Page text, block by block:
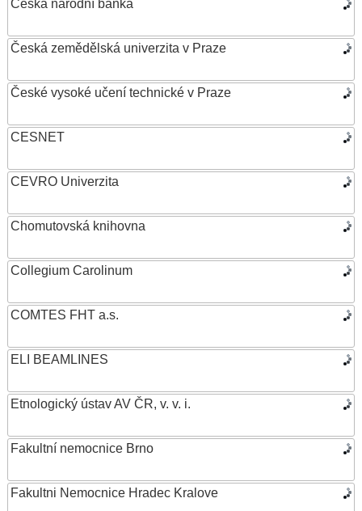
Česká národní banka
Česká zemědělská univerzita v Praze
České vysoké učení technické v Praze
CESNET
CEVRO Univerzita
Chomutovská knihovna
Collegium Carolinum
COMTES FHT a.s.
ELI BEAMLINES
Etnologický ústav AV ČR, v. v. i.
Fakultní nemocnice Brno
Fakultni Nemocnice Hradec Kralove